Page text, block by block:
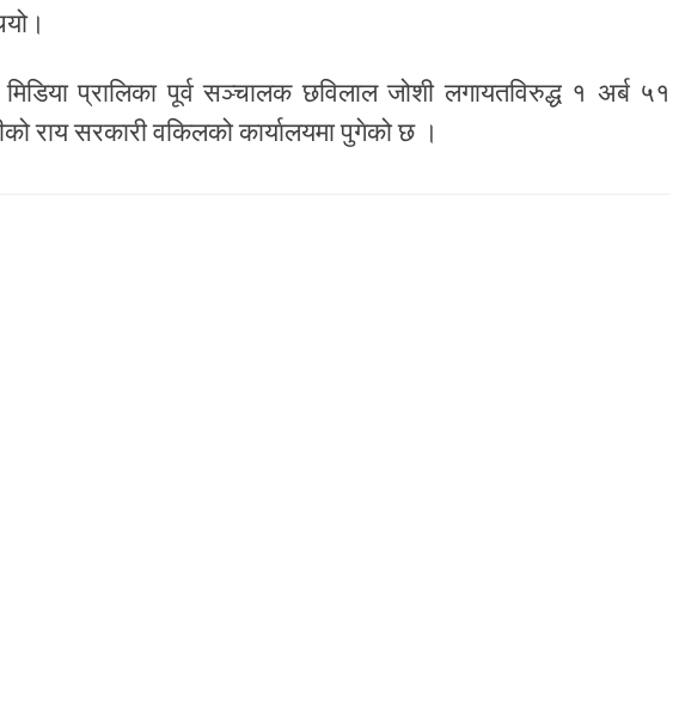
मिडिया प्रालिका पूर्व सञ्चालक छविलाल जोशी लगायतविरुद्ध १ अर्ब ५१
राय सरकारी वकिलको कार्यालयमा पुगेको छ ।